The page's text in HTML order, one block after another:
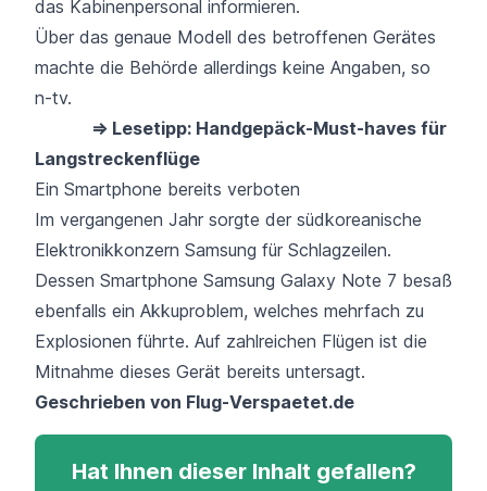
das Kabinenpersonal informieren.
Über das genaue Modell des betroffenen Gerätes
machte die Behörde allerdings keine Angaben, so
n-tv.
⇒ Lesetipp: Handgepäck-Must-haves für
Langstreckenflüge
Ein Smartphone bereits verboten
Im vergangenen Jahr sorgte der südkoreanische
Elektronikkonzern Samsung für Schlagzeilen.
Dessen Smartphone Samsung Galaxy Note 7 besaß
ebenfalls ein Akkuproblem, welches mehrfach zu
Explosionen führte. Auf zahlreichen Flügen ist die
Mitnahme dieses Gerät bereits untersagt.
Geschrieben von Flug-Verspaetet.de
Hat Ihnen dieser Inhalt gefallen?